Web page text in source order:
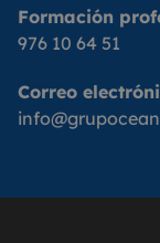
Formación
976 10 64 51
Correo